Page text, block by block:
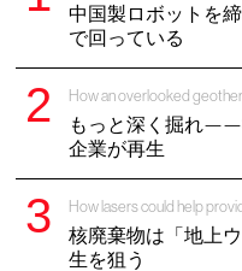
中国製ロボットを
で回っている
How an overlooked
もっと深く掘れ——
企業が再生
How lasers could help
核廃棄物は「地上
生を狙う